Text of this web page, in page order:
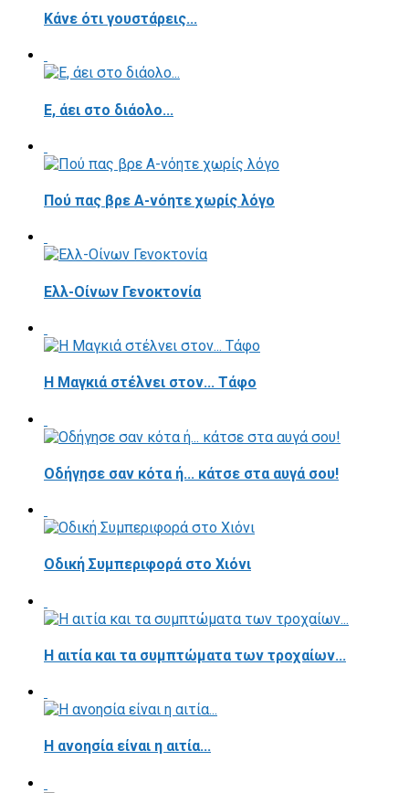
Κάνε ότι γουστάρεις...
E, άει στο διάολο...
Πού πας βρε Α-νόητε χωρίς λόγο
Ελλ-Οίνων Γενοκτονία
H Μαγκιά στέλνει στον... Τάφο
Οδήγησε σαν κότα ή... κάτσε στα αυγά σου!
Οδική Συμπεριφορά στο Χιόνι
Η αιτία και τα συμπτώματα των τροχαίων...
Η ανοησία είναι η αιτία...